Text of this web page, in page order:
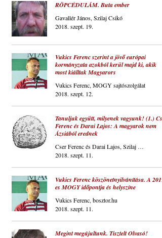
RÖPCÉDULÁM. Buta ember
Gavallér János, Szilaj Csikó
2018. szept. 19.
Vukics Ferenc szerint a jövő európai
kormányzata azokból kerül majd ki, akik
most kiálltak Magyarors
Vukics Ferenc, MOGY sajtószolgálat
2018. szept. 12.
Tanuljuk együtt, milyenek vagyunk! (1.)
Ferenc és Darai Lajos: A magyarok nem
Ázsiából erednek
Cser Ferenc és Darai Lajos, Szilaj Csikó
2018. szept. 11.
Vukics Ferenc köszönetnyilvánítása. A 2019-
es MOGY időpontja és helyszíne
Vukics Ferenc, bosztor.hu
2018. szept. 11.
Megint megújultunk. Tisztelt Olvasó!